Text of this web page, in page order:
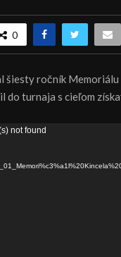
0
šiesty ročník
turnaja s cieľom
not found